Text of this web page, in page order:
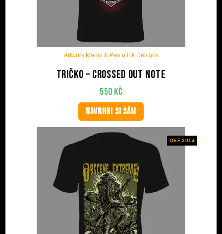
Artwork Martin & Pen n Ink Designs
Tričko – Crossed Out Note
550 Kč
NAVRHNI SI SÁM
OEF 2014